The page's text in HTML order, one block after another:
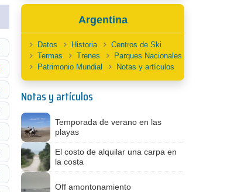
Argentina
Datos Historia
Centros de Ski
Termas
Trenes
Parques Nacionales
Patrimonio Mundial
Notas y artículos
Notas y artículos
Temporada de verano en las
playas
El costo de alquilar una carpa en
la costa
Off amontonamiento